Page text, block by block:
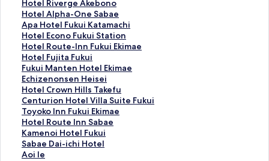
o
Y
a
d
o
페
이
지
를
여
는
링
크
n
n
P
R
E
M
I
U
M
F
u
k
u
i
N
R
o
u
t
e
-
I
n
n
T
a
k
e
f
u
s
t
H
o
t
e
l
N
e
w
O
s
a
m
u
e
r
H
o
t
e
l
E
c
h
i
z
e
n
T
b
a
e
C
i
t
y
H
o
t
e
l
페
이
지
o
u
r
t
y
a
r
d
B
y
M
a
r
r
i
Hotel Riverge Akebono
H
o
t
e
l
R
i
v
e
r
g
e
A
k
e
Hotel Alpha-One Sabae
H
o
t
e
l
A
l
p
h
a
-
O
n
e
Apa Hotel Fukui Katamachi
A
p
a
H
o
t
e
l
F
u
k
u
i
Hotel Econo Fukui Station
H
o
t
e
l
E
c
o
n
o
F
u
Hotel Route-Inn Fukui Ekimae
H
o
t
e
l
R
o
u
t
e
-
Hotel Fujita Fukui
H
o
t
e
l
F
u
j
i
t
Fukui Manten Hotel Ekimae
F
u
k
u
i
M
a
n
t
Echizenonsen Heisei
E
c
h
i
z
e
n
o
Hotel Crown Hills Takefu
H
o
t
e
l
C
r
Centurion Hotel Villa Suite Fukui
C
e
n
t
u
r
Toyoko Inn Fukui Ekimae
T
o
y
o
k
Hotel Route Inn Sabae
H
o
t
e
Kamenoi Hotel Fukui
K
a
m
Sabae Dai-ichi Hotel
S
a
Aoi Ie
A